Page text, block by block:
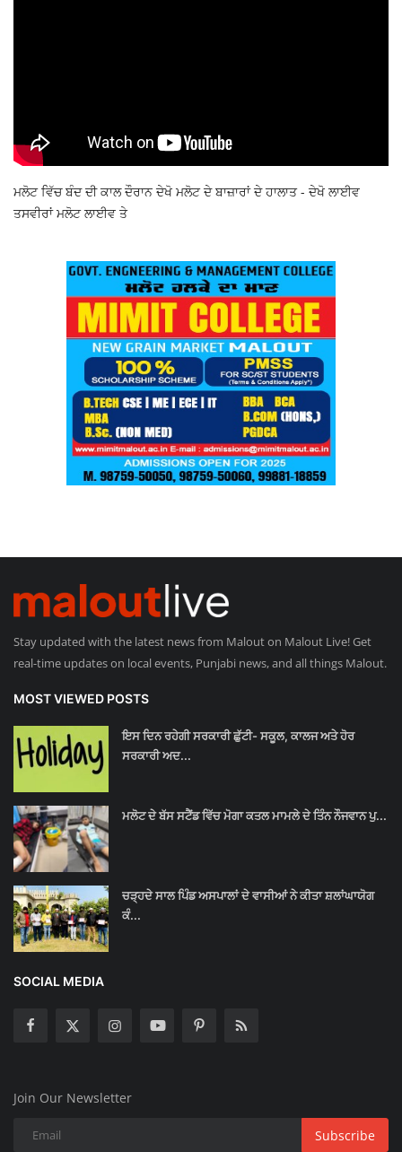
ਮਲੋਟ ਵਿੱਚ ਬੰਦ ਦੀ ਕਾਲ ਦੌਰਾਨ ਦੇਖੋ ਮਲੋਟ ਦੇ ਬਾਜ਼ਾਰਾਂ ਦੇ ਹਾਲਾਤ - ਦੇਖੋ ਲਾਈਵ
ਤਸਵੀਰਾਂ ਮਲੋਟ ਲਾਈਵ ਤੇ
Stay updated with the latest news from Malout on Malout Live! Get
real-time updates on local events, Punjabi news, and all things Malout.
MOST VIEWED POSTS
ਇਸ ਦਿਨ ਰਹੇਗੀ ਸਰਕਾਰੀ ਛੁੱਟੀ- ਸਕੂਲ, ਕਾਲਜ ਅਤੇ ਹੋਰ
ਸਰਕਾਰੀ ਅਦ...
ਮਲੋਟ ਦੇ ਬੱਸ ਸਟੈਂਡ ਵਿੱਚ ਮੋਗਾ ਕਤਲ ਮਾਮਲੇ ਦੇ ਤਿੰਨ ਨੌਜਵਾਨ ਪੁ...
ਚੜ੍ਹਦੇ ਸਾਲ ਪਿੰਡ ਅਸਪਾਲਾਂ ਦੇ ਵਾਸੀਆਂ ਨੇ ਕੀਤਾ ਸ਼ਲਾਂਘਾਯੋਗ
ਕੰ...
SOCIAL MEDIA
Join Our Newsletter
Subscribe